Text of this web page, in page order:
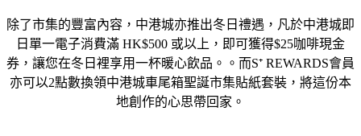
除了市集的豐富內容，中港城亦推出冬日禮遇，凡於中港城即
日單一電子消費滿 HK$500 或以上，即可獲得$25咖啡現金
券，讓您在冬日裡享用一杯暖心飲品。。而S⁺ REWARDS會員
亦可以2點數換領中港城車尾箱聖誕市集貼紙套裝，將這份本
地創作的心思帶回家。